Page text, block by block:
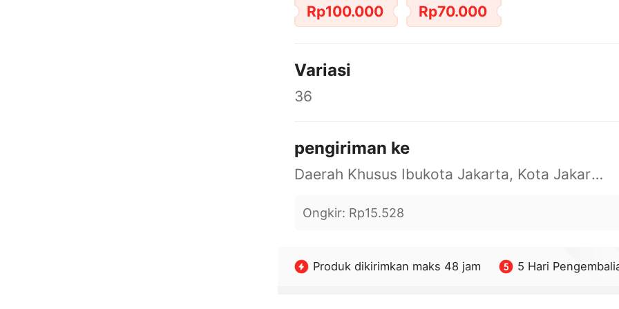
Rp100.000 Rp70.000
Variasi
36
pengiriman ke
Daerah Khusus Ibukota Jakarta, Kota Jakarta Barat, Cengkareng, yy
Ongkir: Rp15.528
Produk dikirimkan maks 48 jam 5 Hari